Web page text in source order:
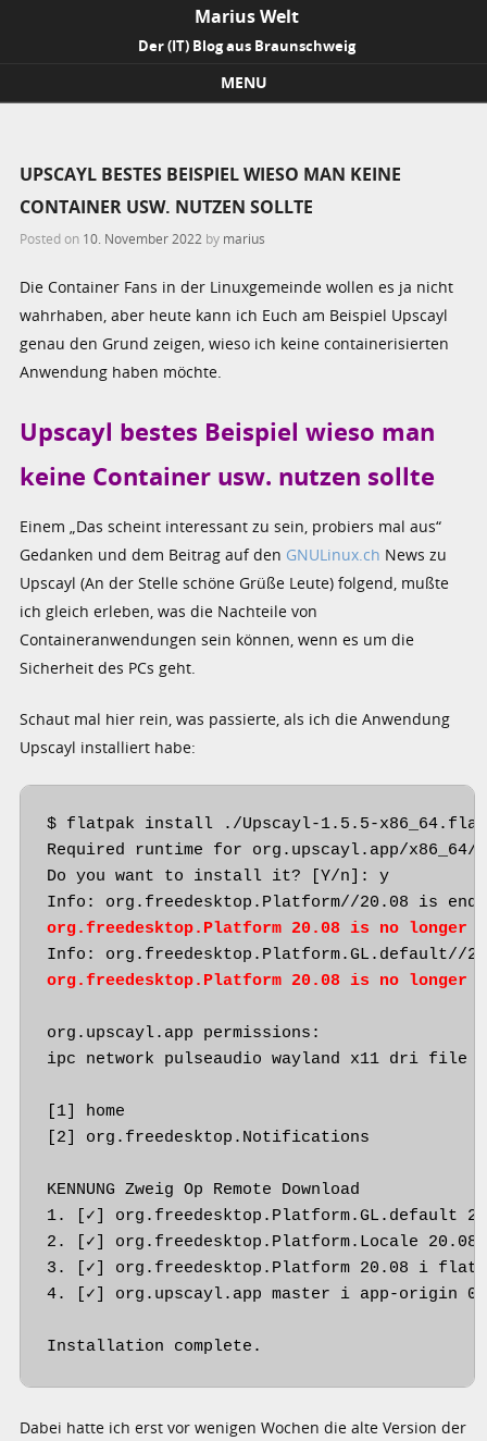
Marius Welt
Der (IT) Blog aus Braunschweig
MENU
UPSCAYL BESTES BEISPIEL WIESO MAN KEINE
CONTAINER USW. NUTZEN SOLLTE
Posted on 10. November 2022 by marius
Die Container Fans in der Linuxgemeinde wollen es ja nicht
wahrhaben, aber heute kann ich Euch am Beispiel Upscayl
genau den Grund zeigen, wieso ich keine containerisierten
Anwendung haben möchte.
Upscayl bestes Beispiel wieso man
keine Container usw. nutzen sollte
Einem „Das scheint interessant zu sein, probiers mal aus“
Gedanken und dem Beitrag auf den GNULinux.ch News zu
Upscayl (An der Stelle schöne Grüße Leute) folgend, mußte
ich gleich erleben, was die Nachteile von
Containeranwendungen sein können, wenn es um die
Sicherheit des PCs geht.
Schaut mal hier rein, was passierte, als ich die Anwendung
Upscayl installiert habe:
$ flatpak install ./Upscayl-1.5.5-
Required runtime for org.upscayl.app/
Do you want to install it? [Y/n]: y
org.freedesktop.Platform 20.08 is no longer
org.freedesktop.Platform 20.08 is no longer
org.upscayl.app permissions:
ipc network pulseaudio wayland x11 dri file
[1] home
[2] org.freedesktop.Notifications
KENNUNG Zweig Op Remote Download
1. [✓] org.freedesktop.Platform.GL.default
2. [✓] org.freedesktop.Platform.Locale 20.08
3. [✓] org.freedesktop.Platform 20.08 i
4. [✓] org.upscayl.app master i app-origin 0
Installation complete.
Dabei hatte ich erst vor wenigen Wochen die alte Version der